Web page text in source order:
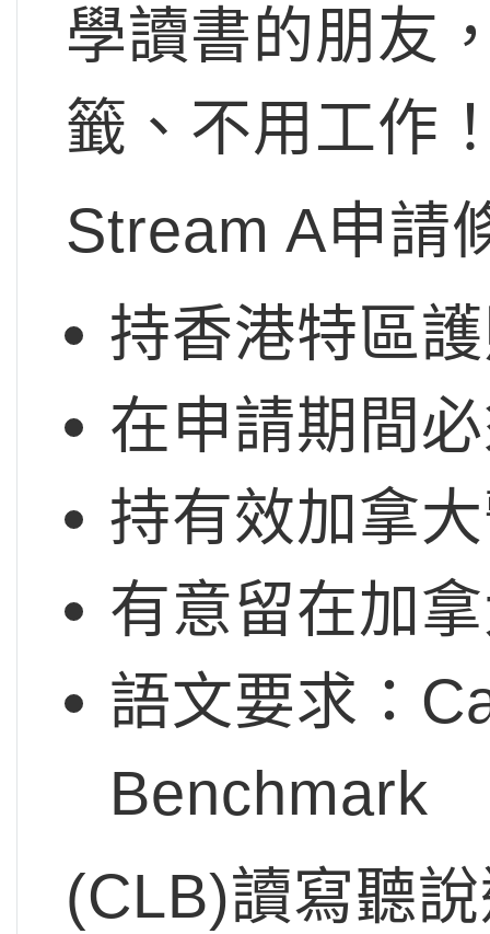
學讀書的朋友
籤、不用工作
Stream A申請
持香港特區
在申請期間
持有效加拿
有意留在加
語文要求：
Benchmark
(CLB)讀寫聽